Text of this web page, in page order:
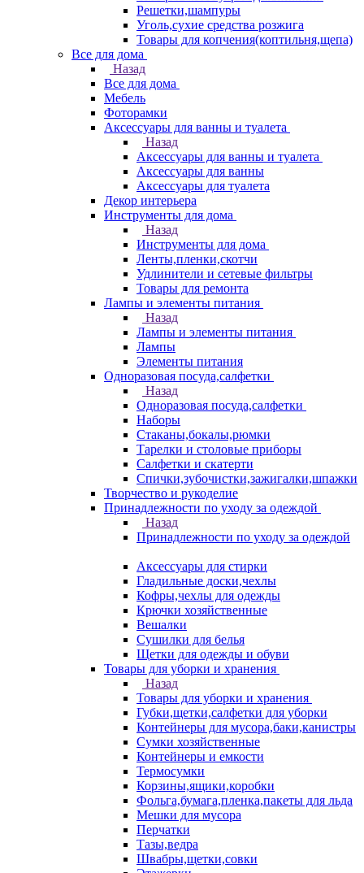
Решетки,шампуры
Уголь,сухие средства розжига
Товары для копчения(коптильня,щепа)
Все для дома
Назад
Все для дома
Мебель
Фоторамки
Аксессуары для ванны и туалета
Назад
Аксессуары для ванны и туалета
Аксессуары для ванны
Аксессуары для туалета
Декор интерьера
Инструменты для дома
Назад
Инструменты для дома
Ленты,пленки,скотчи
Удлинители и сетевые фильтры
Товары для ремонта
Лампы и элементы питания
Назад
Лампы и элементы питания
Лампы
Элементы питания
Одноразовая посуда,салфетки
Назад
Одноразовая посуда,салфетки
Наборы
Стаканы,бокалы,рюмки
Тарелки и столовые приборы
Салфетки и скатерти
Спички,зубочистки,зажигалки,шпажки
Творчество и рукоделие
Принадлежности по уходу за одеждой
Назад
Принадлежности по уходу за одеждой
Аксессуары для стирки
Гладильные доски,чехлы
Кофры,чехлы для одежды
Крючки хозяйственные
Вешалки
Сушилки для белья
Щетки для одежды и обуви
Товары для уборки и хранения
Назад
Товары для уборки и хранения
Губки,щетки,салфетки для уборки
Контейнеры для мусора,баки,канистры
Сумки хозяйственные
Контейнеры и емкости
Термосумки
Корзины,ящики,коробки
Фольга,бумага,пленка,пакеты для льда
Мешки для мусора
Перчатки
Тазы,ведра
Швабры,щетки,совки